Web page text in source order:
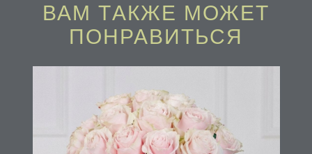
ВАМ ТAКЖЕ МОЖЕТ
ПОНРАВИТЬСЯ